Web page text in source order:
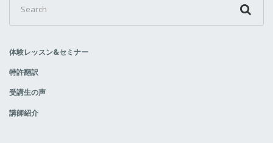
for:
体験レッスン&セミナー
特許翻訳
受講生の声
講師紹介